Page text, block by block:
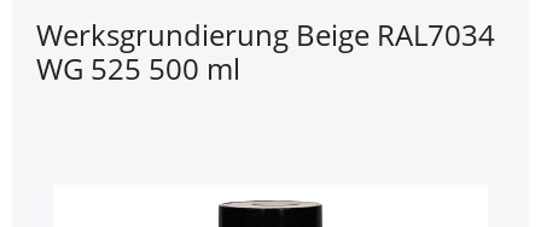
Werksgrundierung Beige RAL7034
WG 525 500 ml
Bildergalerie überspringen